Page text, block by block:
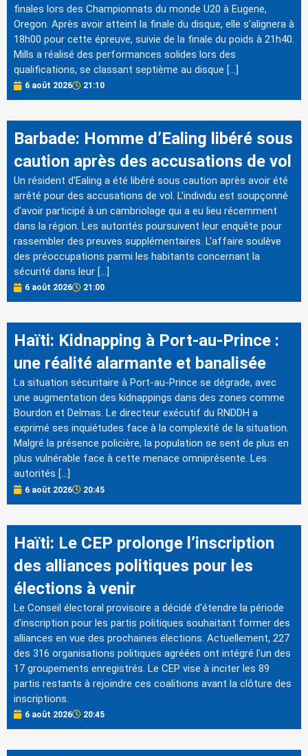
finales lors des Championnats du monde U20 à Eugene,
Oregon. Après avoir atteint la finale du disque, elle s'alignera à
18h00 pour cette épreuve, suivie de la finale du poids à 21h40.
Mills a réalisé des performances solides lors des
qualifications, se classant septième au disque […]
6 août 2026 21:10
Barbade: Homme d’Ealing libéré sous
caution après des accusations de vol
Un résident d'Ealing a été libéré sous caution après avoir été
arrêté pour des accusations de vol. L'individu est soupçonné
d'avoir participé à un cambriolage qui a eu lieu récemment
dans la région. Les autorités poursuivent leur enquête pour
rassembler des preuves supplémentaires. L'affaire soulève
des préoccupations parmi les habitants concernant la
sécurité dans leur […]
6 août 2026 21:00
Haïti: Kidnapping à Port-au-Prince :
une réalité alarmante et banalisée
La situation sécuritaire à Port-au-Prince se dégrade, avec
une augmentation des kidnappings dans des zones comme
Bourdon et Delmas. Le directeur exécutif du RNDDH a
exprimé ses inquiétudes face à la complexité de la situation.
Malgré la présence policière, la population se sent de plus en
plus vulnérable face à cette menace omniprésente. Les
autorités […]
6 août 2026 20:45
Haïti: Le CEP prolonge l’inscription
des alliances politiques pour les
élections à venir
Le Conseil électoral provisoire a décidé d'étendre la période
d'inscription pour les partis politiques souhaitant former des
alliances en vue des prochaines élections. Actuellement, 227
des 316 organisations politiques agréées ont intégré l'un des
17 groupements enregistrés. Le CEP vise à inciter les 89
partis restants à rejoindre ces coalitions avant la clôture des
inscriptions.
6 août 2026 20:45